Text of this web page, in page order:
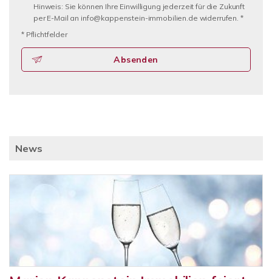
Hinweis: Sie können Ihre Einwilligung jederzeit für die Zukunft
per E-Mail an info@kappenstein-immobilien.de widerrufen. *
* Pflichtfelder
Absenden
News